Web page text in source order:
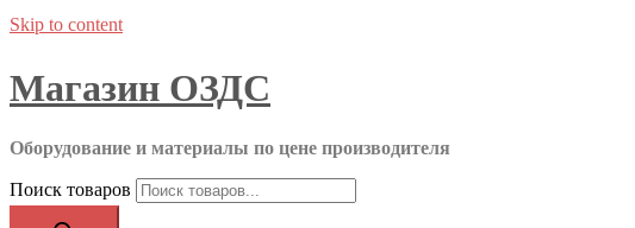
Skip to content
Магазин ОЗДС
Оборудование и материалы по цене производителя
Поиск товаров